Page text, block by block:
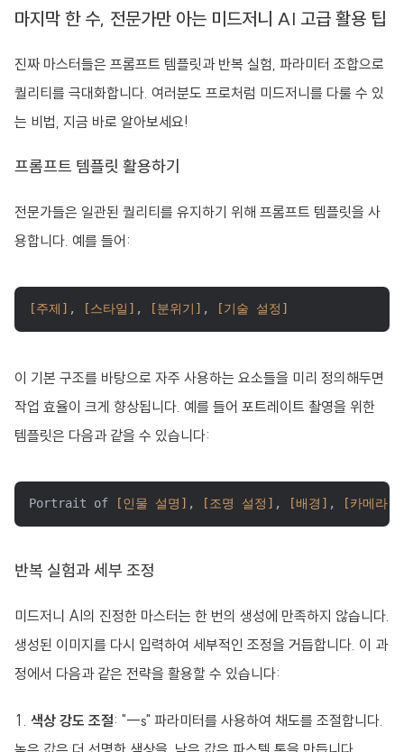
마지막 한 수, 전문가만 아는 미드저니 AI 고급 활용 팁
진짜 마스터들은 프롬프트 템플릿과 반복 실험, 파라미터 조합으로
퀄리티를 극대화합니다. 여러분도 프로처럼 미드저니를 다룰 수 있
는 비법, 지금 바로 알아보세요!
프롬프트 템플릿 활용하기
전문가들은 일관된 퀄리티를 유지하기 위해 프롬프트 템플릿을 사
용합니다. 예를 들어:
[주제] , [스타일] , [분위기] , [기술 설정]
이 기본 구조를 바탕으로 자주 사용하는 요소들을 미리 정의해두면
작업 효율이 크게 향상됩니다. 예를 들어 포트레이트 촬영을 위한
템플릿은 다음과 같을 수 있습니다:
Portrait of [인물 설명] , [조명 설정] , [배경] , [카메라
반복 실험과 세부 조정
미드저니 AI의 진정한 마스터는 한 번의 생성에 만족하지 않습니다.
생성된 이미지를 다시 입력하여 세부적인 조정을 거듭합니다. 이 과
정에서 다음과 같은 전략을 활용할 수 있습니다:
색상 강도 조절: "--s" 파라미터를 사용하여 채도를 조절합니다.